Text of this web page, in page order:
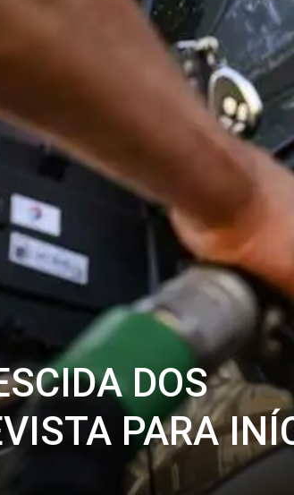
DOS
PARA